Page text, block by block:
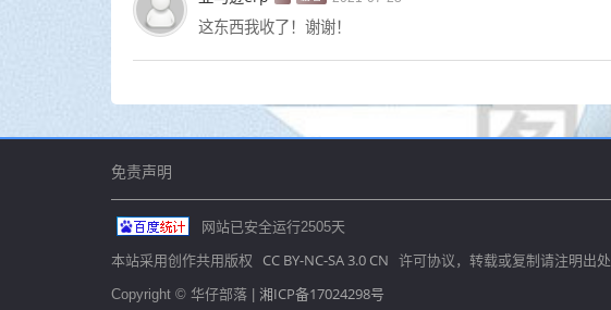
这东西我收了！谢谢！
免责声明
网站已安全运行2505天
本站采用创作共用版权 CC BY-NC-SA 3.0 CN 许可协议，转载或复制请注明出处
Copyright © 华仔部落 | 湘ICP备17024298号